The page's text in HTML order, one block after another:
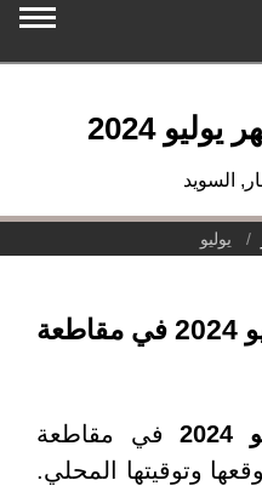
لشهر يوليو 2024 في مقاطعة
مقاطعة
المحلي.